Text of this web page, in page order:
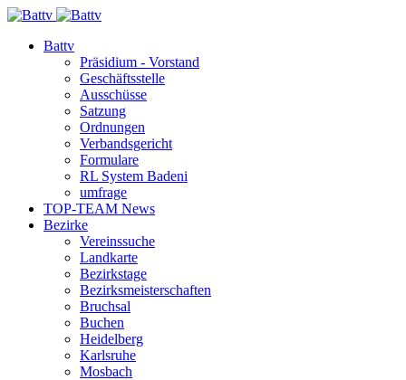
Battv
Präsidium - Vorstand
Geschäftsstelle
Ausschüsse
Satzung
Ordnungen
Verbandsgericht
Formulare
RL System Badeni
umfrage
TOP-TEAM News
Bezirke
Vereinssuche
Landkarte
Bezirkstage
Bezirksmeisterschaften
Bruchsal
Buchen
Heidelberg
Karlsruhe
Mosbach